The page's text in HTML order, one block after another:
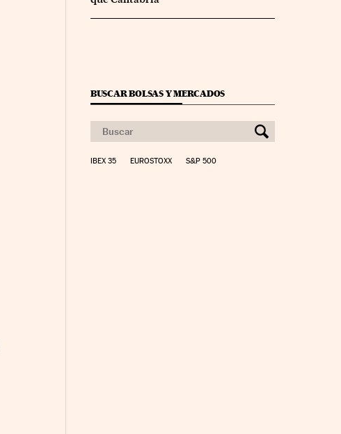
BUSCAR BOLSAS Y MERCADOS
IBEX 35 EUROSTOXX S&P 500